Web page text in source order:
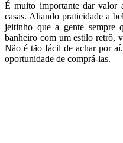
É muito importante dar valor
casas. Aliando praticidade a
jeitinho que a gente
banheiro com um estilo retrô,
Não é tão fácil de achar por
oportunidade de comprá-las.